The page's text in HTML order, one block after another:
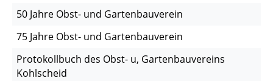
50 Jahre Obst- und Gartenbauverein
75 Jahre Obst- und Gartenbauverein
Protokollbuch des Obst- u, Gartenbauvereins
Kohlscheid